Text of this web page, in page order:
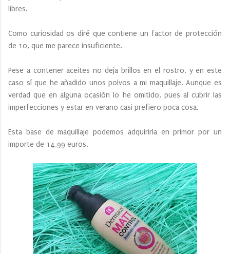
libres.
Como curiosidad os diré que contiene un factor de protección
de 10, que me parece insuficiente.
Pese a contener aceites no deja brillos en el rostro, y en este
caso sí que he añadido unos polvos a mi maquillaje. Aunque es
verdad que en alguna ocasión lo he omitido, pues al cubrir las
imperfecciones y estar en verano casi prefiero poca cosa.
Esta base de maquillaje podemos adquirirla en primor por un
importe de 14,99 euros.